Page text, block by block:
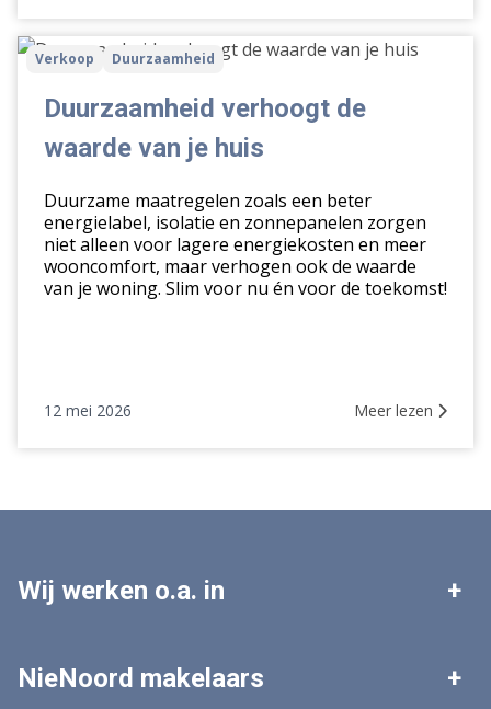
Duurzaamheid
verhoogt
van
huis
Verkoop Duurzaamheid
Duurzaamheid verhoogt de
waarde van je huis
Duurzame maatregelen zoals een beter
energielabel, isolatie en zonnepanelen zorgen
niet alleen voor lagere energiekosten en meer
wooncomfort, maar verhogen ook de waarde
van je woning. Slim voor nu én voor de toekomst!
12 mei 2026 Meer lezen
Wij werken o.a. in
NieNoord makelaars